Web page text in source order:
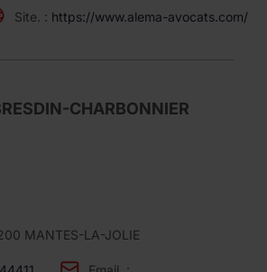
Site. : https://www.alema-avocats.com/
CHARBONNIER
MANTES-LA-JOLIE